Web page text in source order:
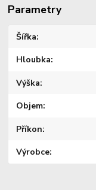
Parametry
Šířka
Hloubka
Výška
Objem
Příkon
Výrobce